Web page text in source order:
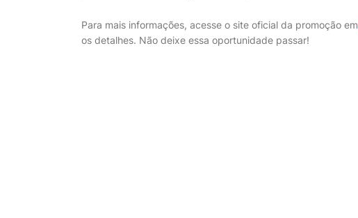
Para mais informações, acesse o site oficial da promoção em
os detalhes. Não deixe essa oportunidade passar!